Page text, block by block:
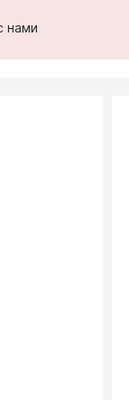
нами